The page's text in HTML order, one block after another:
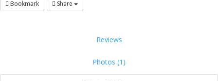
Bookmark Share
Reviews
Photos (1)